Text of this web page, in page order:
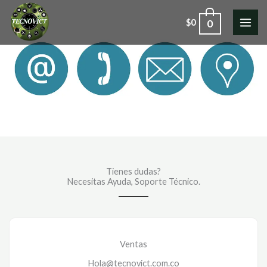
contenido
$0 0
Tienes dudas?
Necesitas Ayuda, Soporte Técnico.​
Ventas
Hola@tecnovict.com.co